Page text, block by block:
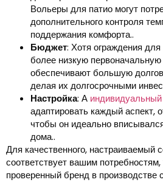
Вольеры для патио могут
дополнительного контроля
поддержания комфорта..
Бюджет: Хотя ограждения
более низкую
обеспечивают большую
делая их долгосрочными
Настройка: А
адаптировать каждый аспект,
чтобы он идеально
дома..
Для качественного, настраиваемый
соответствует вашим
проверенный бренд в производстве